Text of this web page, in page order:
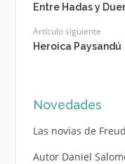
Entre Hadas y
Artículo siguiente
Heroica Paysandú
Novedades
Las novias de Freud
Autor Daniel